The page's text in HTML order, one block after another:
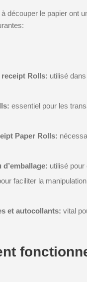
découper le papier ont
receipt Rolls: utilisé
essentiel pour les
Paper Rolls:
d’emballage: utilisé pour
faciliter la manipulation
et autocollants: vital